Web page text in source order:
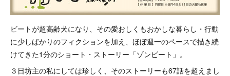
ビートが超高齢犬になり、その愛おしくもおかしな暮らし・行動
に少しばかりのフィクションを加え、ほぼ週一のペースで描き続
けてきた1分のショート・ストーリー「ゾンビート」。
３日坊主の私にしては珍しく、そのストーリーも67話を超えまし